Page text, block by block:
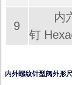
9
内
钉
内外螺纹针型阀外形